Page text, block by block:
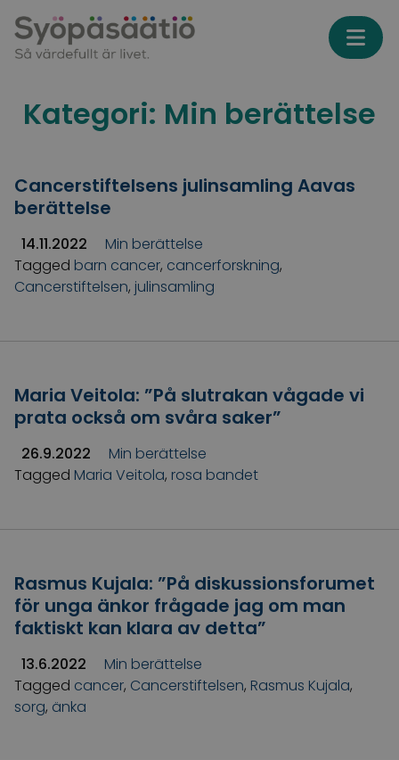
Kategori: Min berättelse
Cancerstiftelsens julinsamling Aavas
berättelse
14.11.2022
Min berättelse
Tagged barn cancer, cancerforskning,
Cancerstiftelsen, julinsamling
Maria Veitola: ”På slutrakan vågade vi
prata också om svåra saker”
26.9.2022
Min berättelse
Tagged Maria Veitola, rosa bandet
Rasmus Kujala: ”På diskussionsforumet
för unga änkor frågade jag om man
faktiskt kan klara av detta”
13.6.2022
Min berättelse
Tagged cancer, Cancerstiftelsen, Rasmus Kujala,
sorg, änka